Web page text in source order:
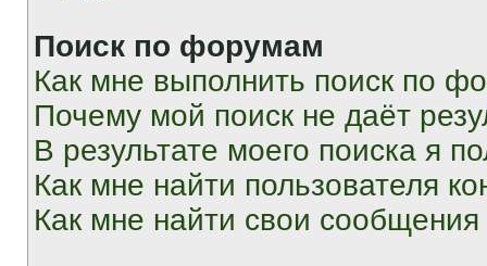
Поиск по форумам
Как мне выполнить поиск по
Почему мой поиск не даёт
В результате моего поиска я
Как мне найти пользователя
Как мне найти свои